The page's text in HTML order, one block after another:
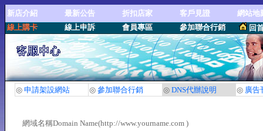
新店介紹 最新公告 折扣店家 客戶見證
網站地
線上購卡
線上申訴 會員專區 參加聯合行銷 回
◎ 申請架設網站 ◎ 參加聯合行銷 ◎ DNS代辦說明 ◎ 廣告
網域名稱Domain Name(http://www.yourname.com )